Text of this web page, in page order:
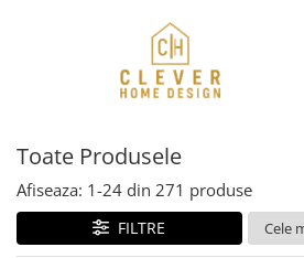
Usi pentru case
Modele usi aluminiu-otel DS82
Modele usi aluminiu-otel AC68
Modele usi aluminiu-otel ATU68
Separeuri din aluminiu
Usi interior din aluminiu si sticla
Toate Produsele
Afiseaza: 1-24 din 271 produse
FILTRE